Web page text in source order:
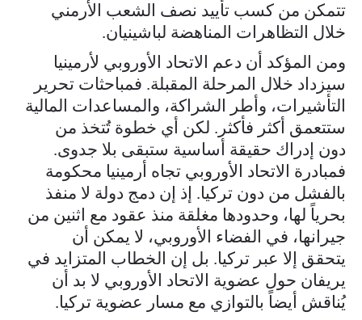
تتمكن من كسب تأييد نصف الشعب الأرمني
خلال التظاهرات المناهضة لباشينيان.
ومن المؤكد أن دعم الاتحاد الأوروبي لأرمينيا
سيزداد خلال المرحلة المقبلة. فمباحثات تحرير
التأشيرات، وأطر الشراكة، والمساعدات المالية
ستتعمق أكثر فأكثر. لكن أي خطوة تُتخذ من
دون إدراك حقيقة أساسية ستبقى بلا جدوى.
فمبادرة الاتحاد الأوروبي تجاه أرمينيا محكومة
بالفشل من دون تركيا. إذ إن دمج دولة لا منفذ
بحرياً لها، وحدودها مغلقة منذ عقود مع اثنين من
جيرانها، في الفضاء الأوروبي، لا يمكن أن
يتحقق إلا عبر تركيا. بل إن الخطاب المتزايد في
يريفان حول عضوية الاتحاد الأوروبي لا بد أن
يُناقش أيضاً بالتوازي مع مسار عضوية تركيا.